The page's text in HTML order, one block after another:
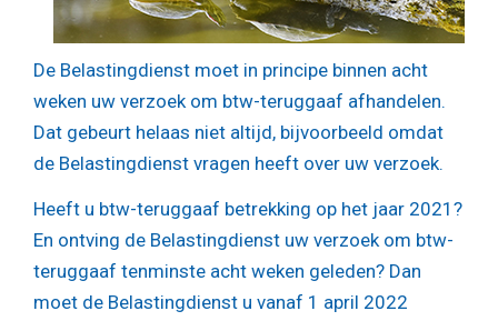
De Belastingdienst moet in principe binnen acht
weken uw verzoek om btw-teruggaaf afhandelen.
Dat gebeurt helaas niet altijd, bijvoorbeeld omdat
de Belastingdienst vragen heeft over uw verzoek.
Heeft u btw-teruggaaf betrekking op het jaar 2021?
En ontving de Belastingdienst uw verzoek om btw-
teruggaaf tenminste acht weken geleden? Dan
moet de Belastingdienst u vanaf 1 april 2022